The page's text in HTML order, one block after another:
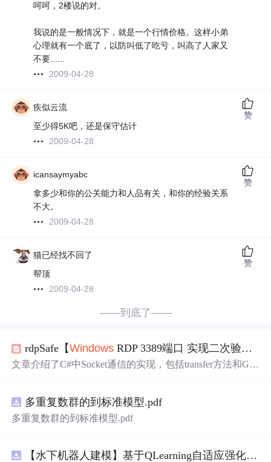
呵呵，2楼说的对。
我说的是一般情况下，就是一个行情价格。这样小弟
心理就有一个底了，以防叫低了吃亏，叫高了人家又
不要......
2009-04-28
疾似云流
至少得5K吧，还是保守估计
2009-04-28
赞
icansaymyabc
拿多少和你的公关能力和人品有关，和你的经验关系
不大。
2009-04-28
赞
猫已经找不回了
帮顶
2009-04-28
赞
——到底了——
rdpSafe【Windows RDP 3389端口 实现二次验证】_3389端口加密设置
文章介绍了C#中Socket通信的实现，包括transfer方法和Get
助工程师系统学习和提升技能。,
多重复数群的到标准模型.pdf
多重复数群的到标准模型.pdf
【水下机器人建模】基于QLearning自适应强化学习PID控制器在AUV中的应用研究（Matlab代码实现）